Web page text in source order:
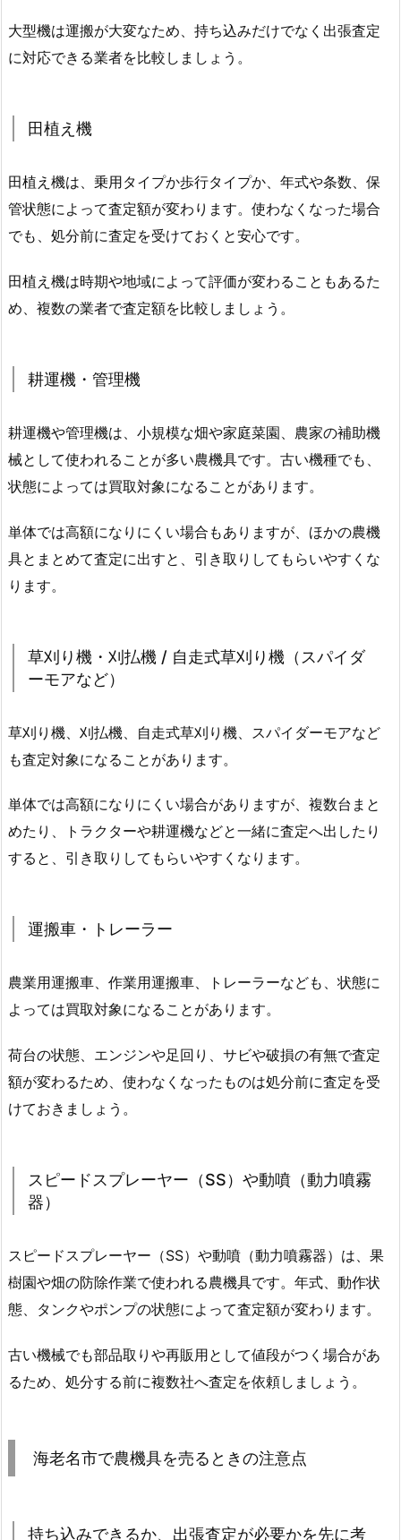
大型機は運搬が大変なため、持ち込みだけでなく出張査定
に対応できる業者を比較しましょう。
田植え機
田植え機は、乗用タイプか歩行タイプか、年式や条数、保
管状態によって査定額が変わります。使わなくなった場合
でも、処分前に査定を受けておくと安心です。
田植え機は時期や地域によって評価が変わることもあるた
め、複数の業者で査定額を比較しましょう。
耕運機・管理機
耕運機や管理機は、小規模な畑や家庭菜園、農家の補助機
械として使われることが多い農機具です。古い機種でも、
状態によっては買取対象になることがあります。
単体では高額になりにくい場合もありますが、ほかの農機
具とまとめて査定に出すと、引き取りしてもらいやすくな
ります。
草刈り機・刈払機 / 自走式草刈り機（スパイダ
ーモアなど）
草刈り機、刈払機、自走式草刈り機、スパイダーモアなど
も査定対象になることがあります。
単体では高額になりにくい場合がありますが、複数台まと
めたり、トラクターや耕運機などと一緒に査定へ出したり
すると、引き取りしてもらいやすくなります。
運搬車・トレーラー
農業用運搬車、作業用運搬車、トレーラーなども、状態に
よっては買取対象になることがあります。
荷台の状態、エンジンや足回り、サビや破損の有無で査定
額が変わるため、使わなくなったものは処分前に査定を受
けておきましょう。
スピードスプレーヤー（SS）や動噴（動力噴霧
器）
スピードスプレーヤー（SS）や動噴（動力噴霧器）は、果
樹園や畑の防除作業で使われる農機具です。年式、動作状
態、タンクやポンプの状態によって査定額が変わります。
古い機械でも部品取りや再販用として値段がつく場合があ
るため、処分する前に複数社へ査定を依頼しましょう。
海老名市で農機具を売るときの注意点
持ち込みできるか、出張査定が必要かを先に考